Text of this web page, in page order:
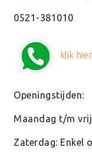
0521-381010
klik
Openingstijden:
Maandag t/m
Zaterdag: Enkel